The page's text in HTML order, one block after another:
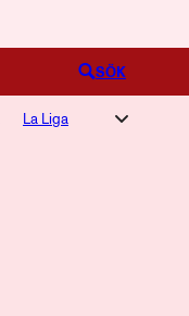
SÖK
La Liga